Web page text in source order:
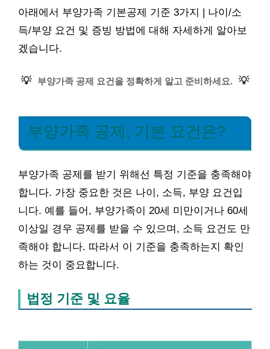
아래에서 부양가족 기본공제 기준 3가지 | 나이/소
득/부양 요건 및 증빙 방법에 대해 자세하게 알아보
겠습니다.
💡 부양가족 공제 요건을 정확하게 알고 준비하세요. 💡
부양가족 공제, 기본 요건은?
부양가족 공제를 받기 위해선 특정 기준을 충족해야
합니다. 가장 중요한 것은 나이, 소득, 부양 요건입
니다. 예를 들어, 부양가족이 20세 미만이거나 60세
이상일 경우 공제를 받을 수 있으며, 소득 요건도 만
족해야 합니다. 따라서 이 기준을 충족하는지 확인
하는 것이 중요합니다.
법정 기준 및 요율